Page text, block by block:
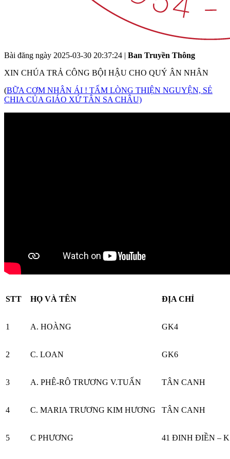
Bài đăng ngày 2025-03-30 20:37:24 | Ban Truyền Thông
XIN CHÚA TRẢ CÔNG BỘI HẬU CHO QUÝ ÂN NHÂN
(BỮA CƠM NHÂN ÁI ! TẤM LÒNG THIỆN NGUYỆN, SẺ
CHIA CỦA GIÁO XỨ TÂN SA CHÂU)
STT HỌ VÀ TÊN ĐỊA CHỈ
1 A. HOÀNG GK4
2 C. LOAN GK6
3 A. PHÊ-RÔ TRƯƠNG V.TUẤN TÂN CANH
4 C. MARIA TRƯƠNG KIM HƯƠNG TÂN CANH
5 C PHƯƠNG 41 ĐINH ĐIỀN –